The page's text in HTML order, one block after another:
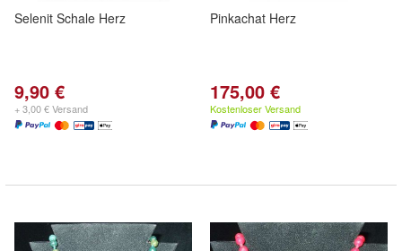
Selenit Schale Herz
9,90 €
+ 3,00 € Versand
Pinkachat Herz
175,00 €
Kostenloser Versand